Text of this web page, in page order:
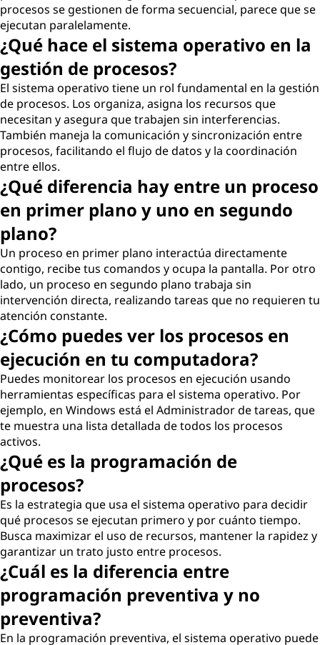
procesos se gestionen de forma secuencial, parece que se
ejecutan paralelamente.
¿Qué hace el sistema operativo en la
gestión de procesos?
El sistema operativo tiene un rol fundamental en la gestión
de procesos. Los organiza, asigna los recursos que
necesitan y asegura que trabajen sin interferencias.
También maneja la comunicación y sincronización entre
procesos, facilitando el flujo de datos y la coordinación
entre ellos.
¿Qué diferencia hay entre un proceso
en primer plano y uno en segundo
plano?
Un proceso en primer plano interactúa directamente
contigo, recibe tus comandos y ocupa la pantalla. Por otro
lado, un proceso en segundo plano trabaja sin
intervención directa, realizando tareas que no requieren tu
atención constante.
¿Cómo puedes ver los procesos en
ejecución en tu computadora?
Puedes monitorear los procesos en ejecución usando
herramientas específicas para el sistema operativo. Por
ejemplo, en Windows está el Administrador de tareas, que
te muestra una lista detallada de todos los procesos
activos.
¿Qué es la programación de
procesos?
Es la estrategia que usa el sistema operativo para decidir
qué procesos se ejecutan primero y por cuánto tiempo.
Busca maximizar el uso de recursos, mantener la rapidez y
garantizar un trato justo entre procesos.
¿Cuál es la diferencia entre
programación preventiva y no
preventiva?
En la programación preventiva, el sistema operativo puede